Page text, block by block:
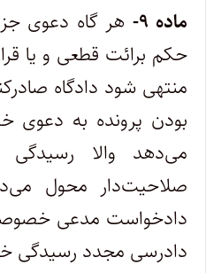
‌ماده۹- هر گاه دعوی
حکم برائت قطعی و یا
منتهی شود دادگاه
بودن پرونده به
می‌دهد والا رسیدگی
صلاحیت‌دار محول
دادخواست مدعی
دادرسی مجدد رسیدگی